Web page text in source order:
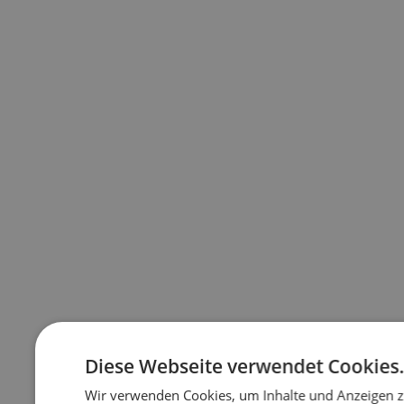
Diese Webseite verwendet Cookies.
Wir verwenden Cookies, um Inhalte und Anzeigen